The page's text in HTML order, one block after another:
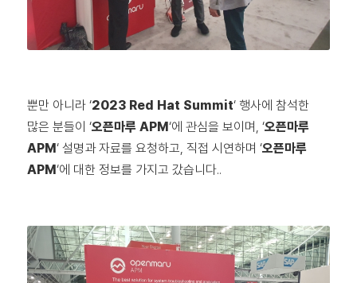
뿐만 아니라 ‘2023 Red Hat Summit‘ 행사에 참석한
많은 분들이 ‘오픈마루 APM‘에 관심을 보이며, ‘오픈마루
APM‘ 설명과 자료를 요청하고, 직접 시연하며 ‘오픈마루
APM‘에 대한 정보를 가지고 갔습니다..